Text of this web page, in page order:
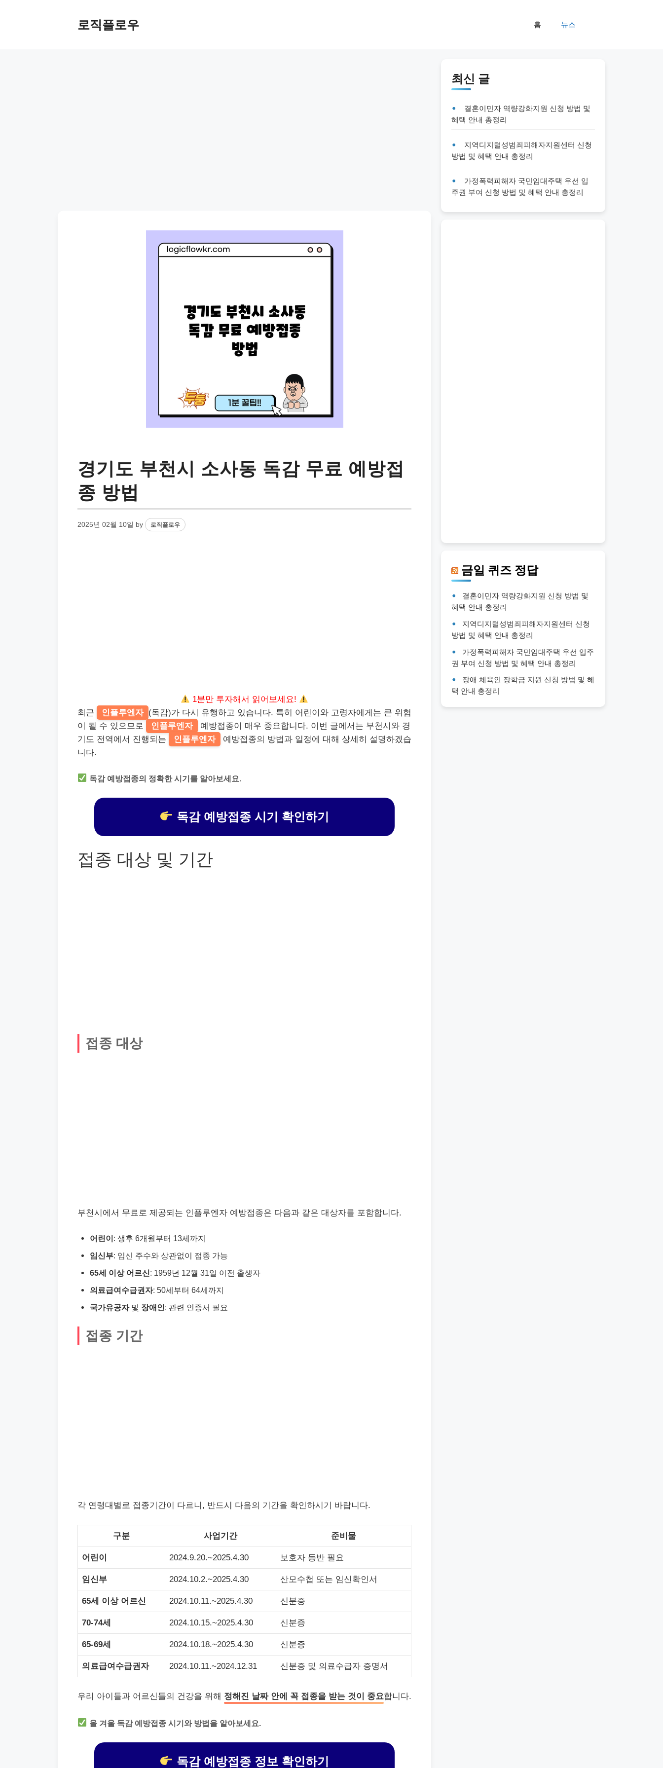
로직플로우 홈 뉴스
경기도 부천시 소사동 독감 무료 예방접
종 방법
2025년 02월 10일 by 로직플로우
1분만 투자해서 읽어보세요!
최근
인플루엔자 (독감)가 다시 유행하고 있습니다. 특히 어린이와 고령자에게는 큰 위험
이 될 수 있으므로
인플루엔자
예방접종이 매우 중요합니다. 이번 글에서는 부천시와 경
기도 전역에서 진행되는
인플루엔자
예방접종의 방법과 일정에 대해 상세히 설명하겠습
니다.
독감 예방접종의 정확한 시기를 알아보세요.
독감 예방접종 시기 확인하기
접종 대상 및 기간
접종 대상
부천시에서 무료로 제공되는 인플루엔자 예방접종은 다음과 같은 대상자를 포함합니다.
어린이: 생후 6개월부터 13세까지
임신부: 임신 주수와 상관없이 접종 가능
65세 이상 어르신: 1959년 12월 31일 이전 출생자
의료급여수급권자: 50세부터 64세까지
국가유공자및 장애인: 관련 인증서 필요
접종 기간
각 연령대별로 접종기간이 다르니, 반드시 다음의 기간을 확인하시기 바랍니다.
구분 사업기간 준비물
어린이 2024.9.20.~2025.4.30 보호자 동반 필요
임신부 2024.10.2.~2025.4.30 산모수첩 또는 임신확인서
65세 이상 어르신 2024.10.11.~2025.4.30 신분증
70-74세 2024.10.15.~2025.4.30 신분증
65-69세 2024.10.18.~2025.4.30 신분증
의료급여수급권자 2024.10.11.~2024.12.31 신분증 및 의료수급자 증명서
우리 아이들과 어르신들의 건강을 위해 정해진 날짜 안에 꼭 접종을 받는 것이 중요합니다.
올 겨울 독감 예방접종 시기와 방법을 알아보세요.
독감 예방접종 정보 확인하기
최신 글
결혼이민자 역량강화지원 신청 방법 및
혜택 안내 총정리
지역디지털성범죄피해자지원센터 신청
방법 및 혜택 안내 총정리
가정폭력피해자 국민임대주택 우선 입
주권 부여 신청 방법 및 혜택 안내 총정리
금일 퀴즈 정답
결혼이민자 역량강화지원 신청 방법 및
혜택 안내 총정리
지역디지털성범죄피해자지원센터 신청
방법 및 혜택 안내 총정리
가정폭력피해자 국민임대주택 우선 입주
권 부여 신청 방법 및 혜택 안내 총정리
장애 체육인 장학금 지원 신청 방법 및 혜
택 안내 총정리